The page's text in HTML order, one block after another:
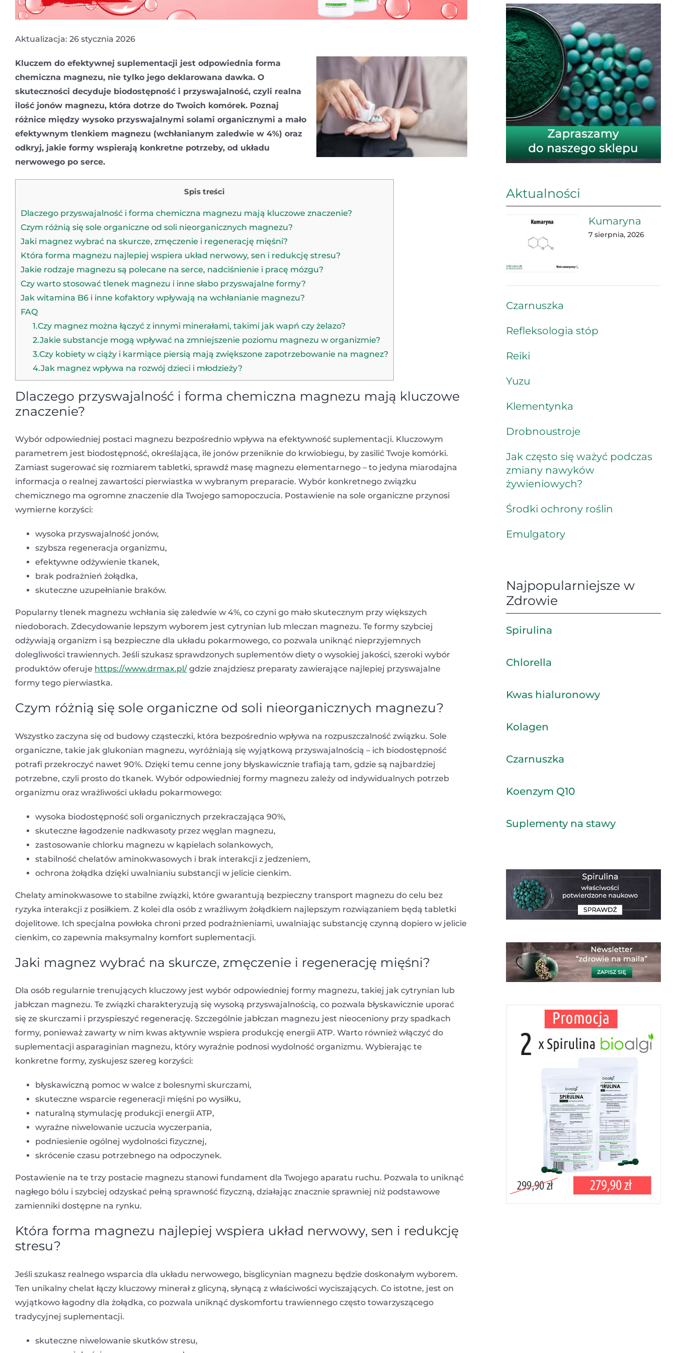
Aktualizacja: 26 stycznia 2026
Kluczem do efektywnej suplementacji jest odpowiednia forma
chemiczna magnezu, nie tylko jego deklarowana dawka. O
skuteczności decyduje biodostępność i przyswajalność, czyli realna
ilość jonów magnezu, która dotrze do Twoich komórek. Poznaj
różnice między wysoko przyswajalnymi solami organicznymi a mało
efektywnym tlenkiem magnezu (wchłanianym zaledwie w 4%) oraz
odkryj, jakie formy wspierają konkretne potrzeby, od układu
nerwowego po serce.
Spis treści
Dlaczego przyswajalność i forma chemiczna magnezu mają kluczowe znaczenie?
Czym różnią się sole organiczne od soli nieorganicznych magnezu?
Jaki magnez wybrać na skurcze, zmęczenie i regenerację mięśni?
Która forma magnezu najlepiej wspiera układ nerwowy, sen i redukcję stresu?
Jakie rodzaje magnezu są polecane na serce, nadciśnienie i pracę mózgu?
Czy warto stosować tlenek magnezu i inne słabo przyswajalne formy?
Jak witamina B6 i inne kofaktory wpływają na wchłanianie magnezu?
FAQ
1.Czy magnez można łączyć z innymi minerałami, takimi jak wapń czy żelazo?
2.Jakie substancje mogą wpływać na zmniejszenie poziomu magnezu w organizmie?
3.Czy kobiety w ciąży i karmiące piersią mają zwiększone zapotrzebowanie na magnez?
4.Jak magnez wpływa na rozwój dzieci i młodzieży?
Dlaczego przyswajalność i forma chemiczna magnezu mają kluczowe
znaczenie?
Wybór odpowiedniej postaci magnezu bezpośrednio wpływa na efektywność suplementacji. Kluczowym
parametrem jest biodostępność, określająca, ile jonów przeniknie do krwiobiegu, by zasilić Twoje komórki.
Zamiast sugerować się rozmiarem tabletki, sprawdź masę magnezu elementarnego – to jedyna miarodajna
informacja o realnej zawartości pierwiastka w wybranym preparacie. Wybór konkretnego związku
chemicznego ma ogromne znaczenie dla Twojego samopoczucia. Postawienie na sole organiczne przynosi
wymierne korzyści:
wysoka przyswajalność jonów,
szybsza regeneracja organizmu,
efektywne odżywienie tkanek,
brak podrażnień żołądka,
skuteczne uzupełnianie braków.
Popularny tlenek magnezu wchłania się zaledwie w 4%, co czyni go mało skutecznym przy większych
niedoborach. Zdecydowanie lepszym wyborem jest cytrynian lub mleczan magnezu. Te formy szybciej
odżywiają organizm i są bezpieczne dla układu pokarmowego, co pozwala uniknąć nieprzyjemnych
dolegliwości trawiennych. Jeśli szukasz sprawdzonych suplementów diety o wysokiej jakości, szeroki wybór
produktów oferuje https://www.drmax.pl/ gdzie znajdziesz preparaty zawierające najlepiej przyswajalne
formy tego pierwiastka.
Czym różnią się sole organiczne od soli nieorganicznych magnezu?
Wszystko zaczyna się od budowy cząsteczki, która bezpośrednio wpływa na rozpuszczalność związku. Sole
organiczne, takie jak glukonian magnezu, wyróżniają się wyjątkową przyswajalnością – ich biodostępność
potrafi przekroczyć nawet 90%. Dzięki temu cenne jony błyskawicznie trafiają tam, gdzie są najbardziej
potrzebne, czyli prosto do tkanek. Wybór odpowiedniej formy magnezu zależy od indywidualnych potrzeb
organizmu oraz wrażliwości układu pokarmowego:
wysoka biodostępność soli organicznych przekraczająca 90%,
skuteczne łagodzenie nadkwasoty przez węglan magnezu,
zastosowanie chlorku magnezu w kąpielach solankowych,
stabilność chelatów aminokwasowych i brak interakcji z jedzeniem,
ochrona żołądka dzięki uwalnianiu substancji w jelicie cienkim.
Chelaty aminokwasowe to stabilne związki, które gwarantują bezpieczny transport magnezu do celu bez
ryzyka interakcji z posiłkiem. Z kolei dla osób z wrażliwym żołądkiem najlepszym rozwiązaniem będą tabletki
dojelitowe. Ich specjalna powłoka chroni przed podrażnieniami, uwalniając substancję czynną dopiero w jelicie
cienkim, co zapewnia maksymalny komfort suplementacji.
Jaki magnez wybrać na skurcze, zmęczenie i regenerację mięśni?
Dla osób regularnie trenujących kluczowy jest wybór odpowiedniej formy magnezu, takiej jak cytrynian lub
jabłczan magnezu. Te związki charakteryzują się wysoką przyswajalnością, co pozwala błyskawicznie uporać
się ze skurczami i przyspieszyć regenerację. Szczególnie jabłczan magnezu jest nieoceniony przy spadkach
formy, ponieważ zawarty w nim kwas aktywnie wspiera produkcję energii ATP. Warto również włączyć do
suplementacji asparaginian magnezu, który wyraźnie podnosi wydolność organizmu. Wybierając te
konkretne formy, zyskujesz szereg korzyści:
błyskawiczną pomoc w walce z bolesnymi skurczami,
skuteczne wsparcie regeneracji mięśni po wysiłku,
naturalną stymulację produkcji energii ATP,
wyraźne niwelowanie uczucia wyczerpania,
podniesienie ogólnej wydolności fizycznej,
skrócenie czasu potrzebnego na odpoczynek.
Postawienie na te trzy postacie magnezu stanowi fundament dla Twojego aparatu ruchu. Pozwala to uniknąć
nagłego bólu i szybciej odzyskać pełną sprawność fizyczną, działając znacznie sprawniej niż podstawowe
zamienniki dostępne na rynku.
Która forma magnezu najlepiej wspiera układ nerwowy, sen i redukcję
stresu?
Jeśli szukasz realnego wsparcia dla układu nerwowego, bisglicynian magnezu będzie doskonałym wyborem.
Ten unikalny chelat łączy kluczowy minerał z glicyną, słynącą z właściwości wyciszających. Co istotne, jest on
wyjątkowo łagodny dla żołądka, co pozwala uniknąć dyskomfortu trawiennego często towarzyszącego
tradycyjnej suplementacji.
skuteczne niwelowanie skutków stresu,
Aktualności
Kumaryna
7 sierpnia, 2026
Czarnuszka
Refleksologia stóp
Reiki
Yuzu
Klementynka
Drobnoustroje
Jak często się ważyć podczas
zmiany nawyków
żywieniowych?
Środki ochrony roślin
Emulgatory
Najpopularniejsze w
Zdrowie
Spirulina
Chlorella
Kwas hialuronowy
Kolagen
Czarnuszka
Koenzym Q10
Suplementy na stawy